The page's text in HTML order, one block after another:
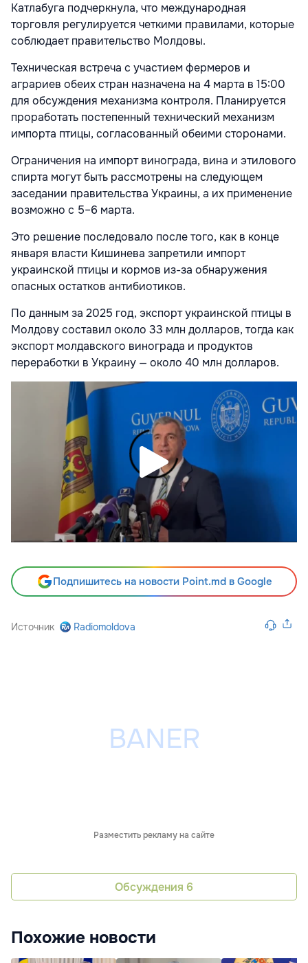
Катлабуга подчеркнула, что международная
торговля регулируется четкими правилами, которые
соблюдает правительство Молдовы.
Техническая встреча с участием фермеров и
аграриев обеих стран назначена на 4 марта в 15:00
для обсуждения механизма контроля. Планируется
проработать постепенный технический механизм
импорта птицы, согласованный обеими сторонами.
Ограничения на импорт винограда, вина и этилового
спирта могут быть рассмотрены на следующем
заседании правительства Украины, а их применение
возможно с 5–6 марта.
Это решение последовало после того, как в конце
января власти Кишинева запретили импорт
украинской птицы и кормов из-за обнаружения
опасных остатков антибиотиков.
По данным за 2025 год, экспорт украинской птицы в
Молдову составил около 33 млн долларов, тогда как
экспорт молдавского винограда и продуктов
переработки в Украину — около 40 млн долларов.
Подпишитесь на новости Point.md в Google
Источник Radiomoldova
Разместить рекламу на сайте
Обсуждения 6
Похожие новости